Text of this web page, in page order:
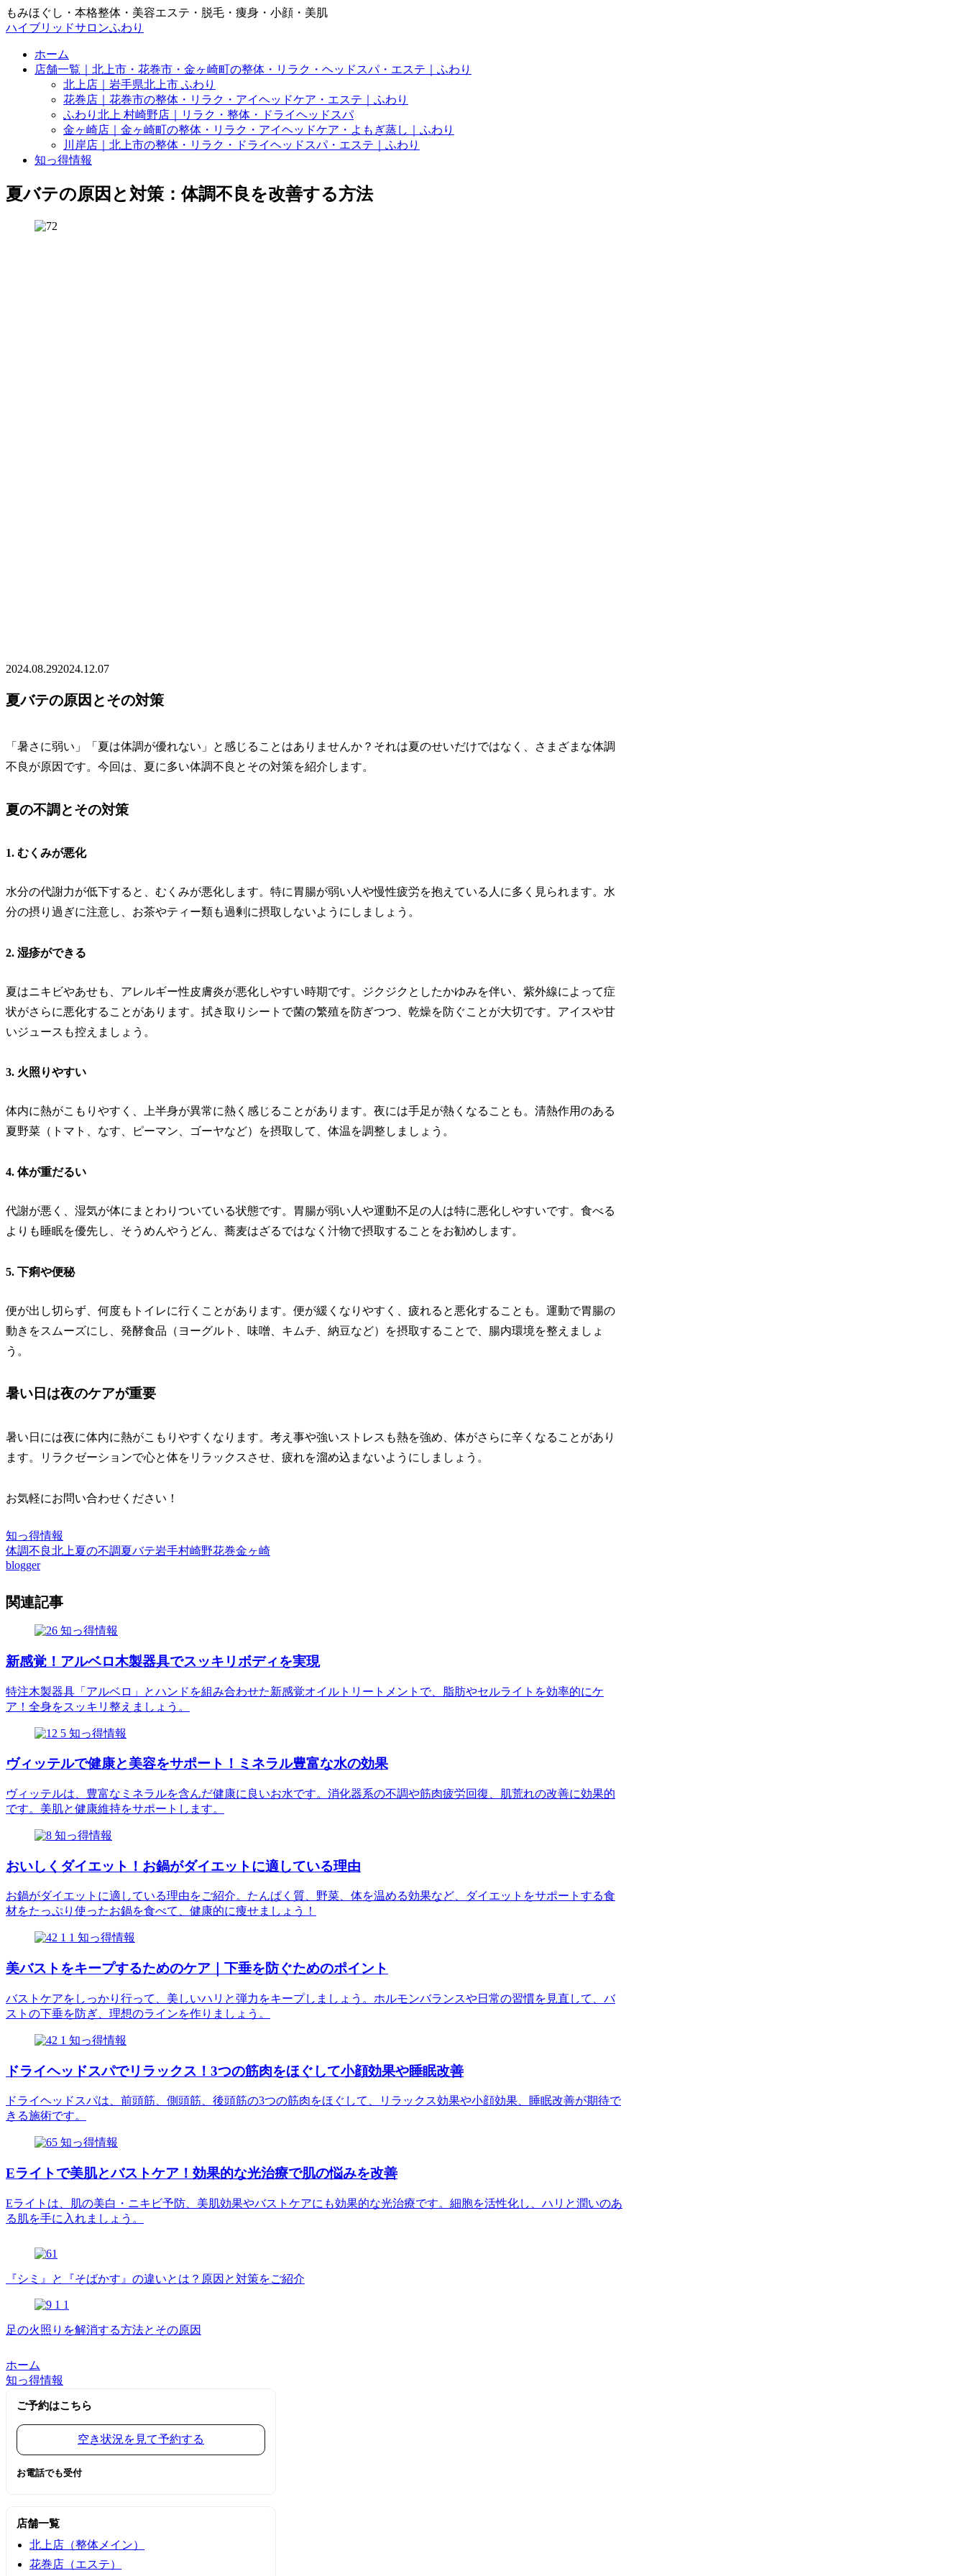
もみほぐし・本格整体・美容エステ・脱毛・痩身・小顔・美肌
ハイブリッドサロンふわり
ホーム
店舗一覧｜北上市・花巻市・金ヶ崎町の整体・リラク・ヘッドスパ・エステ｜ふわり
北上店｜岩手県北上市 ふわり
花巻店｜花巻市の整体・リラク・アイヘッドケア・エステ｜ふわり
ふわり北上 村崎野店｜リラク・整体・ドライヘッドスパ
金ヶ崎店｜金ヶ崎町の整体・リラク・アイヘッドケア・よもぎ蒸し｜ふわり
川岸店｜北上市の整体・リラク・ドライヘッドスパ・エステ｜ふわり
知っ得情報
夏バテの原因と対策：体調不良を改善する方法
2024.08.292024.12.07
夏バテの原因とその対策
「暑さに弱い」「夏は体調が優れない」と感じることはありませんか？それは夏のせいだけではなく、さまざまな体調
不良が原因です。今回は、夏に多い体調不良とその対策を紹介します。
夏の不調とその対策
1. むくみが悪化
水分の代謝力が低下すると、むくみが悪化します。特に胃腸が弱い人や慢性疲労を抱えている人に多く見られます。水
分の摂り過ぎに注意し、お茶やティー類も過剰に摂取しないようにしましょう。
2. 湿疹ができる
夏はニキビやあせも、アレルギー性皮膚炎が悪化しやすい時期です。ジクジクとしたかゆみを伴い、紫外線によって症
状がさらに悪化することがあります。拭き取りシートで菌の繁殖を防ぎつつ、乾燥を防ぐことが大切です。アイスや甘
いジュースも控えましょう。
3. 火照りやすい
体内に熱がこもりやすく、上半身が異常に熱く感じることがあります。夜には手足が熱くなることも。清熱作用のある
夏野菜（トマト、なす、ピーマン、ゴーヤなど）を摂取して、体温を調整しましょう。
4. 体が重だるい
代謝が悪く、湿気が体にまとわりついている状態です。胃腸が弱い人や運動不足の人は特に悪化しやすいです。食べる
よりも睡眠を優先し、そうめんやうどん、蕎麦はざるではなく汁物で摂取することをお勧めします。
5. 下痢や便秘
便が出し切らず、何度もトイレに行くことがあります。便が緩くなりやすく、疲れると悪化することも。運動で胃腸の
動きをスムーズにし、発酵食品（ヨーグルト、味噌、キムチ、納豆など）を摂取することで、腸内環境を整えましょ
う。
暑い日は夜のケアが重要
暑い日には夜に体内に熱がこもりやすくなります。考え事や強いストレスも熱を強め、体がさらに辛くなることがあり
ます。リラクゼーションで心と体をリラックスさせ、疲れを溜め込まないようにしましょう。
お気軽にお問い合わせください！
知っ得情報
体調不良北上夏の不調夏バテ岩手村崎野花巻金ヶ崎
blogger
関連記事
知っ得情報
新感覚！アルベロ木製器具でスッキリボディを実現
特注木製器具「アルベロ」とハンドを組み合わせた新感覚オイルトリートメントで、脂肪やセルライトを効率的にケ
ア！全身をスッキリ整えましょう。
知っ得情報
ヴィッテルで健康と美容をサポート！ミネラル豊富な水の効果
ヴィッテルは、豊富なミネラルを含んだ健康に良いお水です。消化器系の不調や筋肉疲労回復、肌荒れの改善に効果的
です。美肌と健康維持をサポートします。
知っ得情報
おいしくダイエット！お鍋がダイエットに適している理由
お鍋がダイエットに適している理由をご紹介。たんぱく質、野菜、体を温める効果など、ダイエットをサポートする食
材をたっぷり使ったお鍋を食べて、健康的に痩せましょう！
知っ得情報
美バストをキープするためのケア｜下垂を防ぐためのポイント
バストケアをしっかり行って、美しいハリと弾力をキープしましょう。ホルモンバランスや日常の習慣を見直して、バ
ストの下垂を防ぎ、理想のラインを作りましょう。
知っ得情報
ドライヘッドスパでリラックス！3つの筋肉をほぐして小顔効果や睡眠改善
ドライヘッドスパは、前頭筋、側頭筋、後頭筋の3つの筋肉をほぐして、リラックス効果や小顔効果、睡眠改善が期待で
きる施術です。
知っ得情報
Eライトで美肌とバストケア！効果的な光治療で肌の悩みを改善
Eライトは、肌の美白・ニキビ予防、美肌効果やバストケアにも効果的な光治療です。細胞を活性化し、ハリと潤いのあ
る肌を手に入れましょう。
『シミ』と『そばかす』の違いとは？原因と対策をご紹介
足の火照りを解消する方法とその原因
ホーム
知っ得情報
ご予約はこちら
空き状況を見て予約する
お電話でも受付
店舗一覧
北上店（整体メイン）
花巻店（エステ）